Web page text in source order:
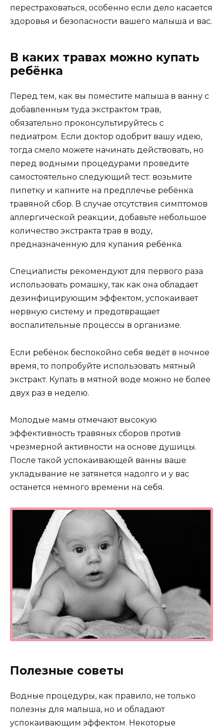
перестраховаться, особенно если дело касается
здоровья и безопасности вашего малыша и вас.
В каких травах можно купать
ребёнка
Перед тем, как вы поместите малыша в ванну с
добавленным туда экстрактом трав,
обязательно проконсультируйтесь с
педиатром. Если доктор одобрит вашу идею,
тогда смело можете начинать действовать, но
перед водными процедурами проведите
самостоятельно следующий тест: возьмите
пипетку и капните на предплечье ребёнка
травяной сбор. В случае отсутствия симптомов
аллергической реакции, добавьте небольшое
количество экстракта трав в воду,
предназначенную для купания ребёнка.
Специалисты рекомендуют для первого раза
использовать ромашку, так как она обладает
дезинфицирующим эффектом, успокаивает
нервную систему и предотвращает
воспалительные процессы в организме.
Если ребёнок беспокойно себя ведёт в ночное
время, то попробуйте использовать мятный
экстракт. Купать в мятной воде можно не более
двух раз в неделю.
Молодые мамы отмечают высокую
эффективность травяных сборов против
чрезмерной активности на основе душицы.
После такой успокаивающей ванны ваше
укладывание не затянется надолго и у вас
останется немного времени на себя.
Полезные советы
Водные процедуры, как правило, не только
полезны для малыша, но и обладают
успокаивающим эффектом. Некоторые